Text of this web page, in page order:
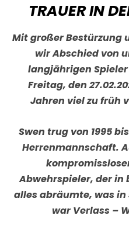
TRAUER IN
Mit großer Bestürzung
wir Abschied von
langjährigen
Freitag, den
Jahren viel zu früh
Swen trug von 1995
Herrenmannschaft.
Abwehrspieler, der in
alles abräumte, was in
war Verlass –